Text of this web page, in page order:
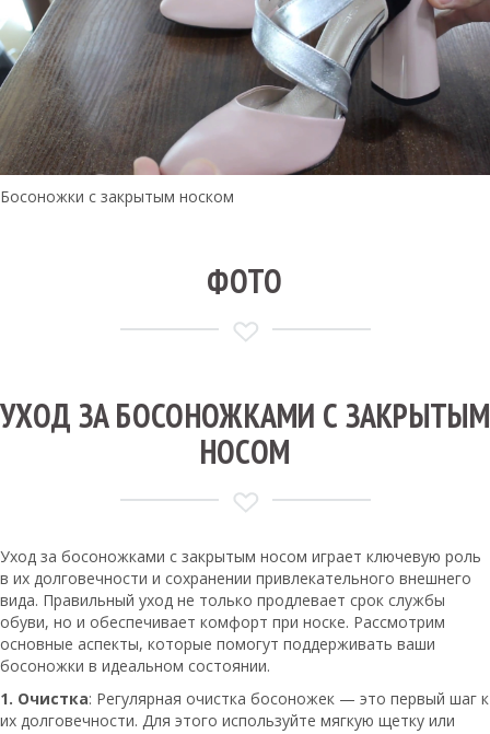
Босоножки с закрытым носком
ФОТО
УХОД ЗА БОСОНОЖКАМИ С ЗАКРЫТЫМ
НОСОМ
Уход за босоножками с закрытым носом играет ключевую роль
в их долговечности и сохранении привлекательного внешнего
вида. Правильный уход не только продлевает срок службы
обуви, но и обеспечивает комфорт при носке. Рассмотрим
основные аспекты, которые помогут поддерживать ваши
босоножки в идеальном состоянии.
1. Очистка: Регулярная очистка босоножек — это первый шаг к
их долговечности. Для этого используйте мягкую щетку или